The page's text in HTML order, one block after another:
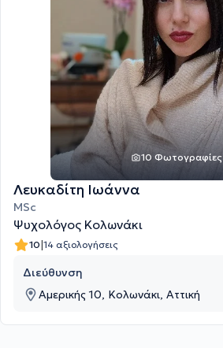
10 Φωτογραφίες
Λευκαδίτη Ιωάννα
MSc
Ψυχολόγος Κολωνάκι
10|14 αξιολογήσεις
Διεύθυνση
Αμερικής 10, Κολωνάκι, Αττική